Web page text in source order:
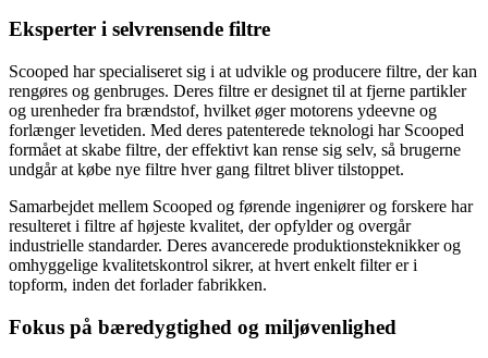
Eksperter i selvrensende filtre
Scooped har specialiseret sig i at udvikle og producere filtre, der kan
rengøres og genbruges. Deres filtre er designet til at fjerne partikler
og urenheder fra brændstof, hvilket øger motorens ydeevne og
forlænger levetiden. Med deres patenterede teknologi har Scooped
formået at skabe filtre, der effektivt kan rense sig selv, så brugerne
undgår at købe nye filtre hver gang filtret bliver tilstoppet.
Samarbejdet mellem Scooped og førende ingeniører og forskere har
resulteret i filtre af højeste kvalitet, der opfylder og overgår
industrielle standarder. Deres avancerede produktionsteknikker og
omhyggelige kvalitetskontrol sikrer, at hvert enkelt filter er i
topform, inden det forlader fabrikken.
Fokus på bæredygtighed og miljøvenlighed